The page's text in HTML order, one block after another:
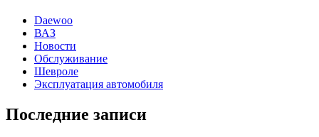
Daewoo
ВАЗ
Новости
Обслуживание
Шевроле
Эксплуатация автомобиля
Последние записи